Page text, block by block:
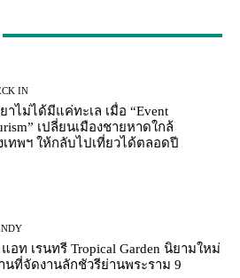
IN
าไม่ได้มีแค่ทะเล เมื่อ “Event
เปลี่ยนเมืองชายหาดใกล้
เทพฯ ให้กลับไปเที่ยวได้ตลอดปี
อท เรนทรี Tropical Garden นิยามใหม่
นที่จัดงานลักชัวรีย่านพระราม 9